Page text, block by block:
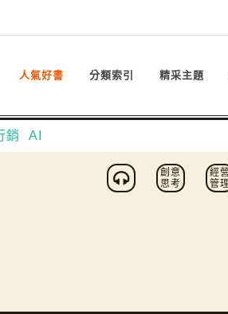
人氣好書 分類索引 精采主題
銷 AI
創意
思考
經營
管